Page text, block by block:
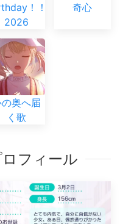
！！
2026
奇心
奥へ届
く歌
フィール